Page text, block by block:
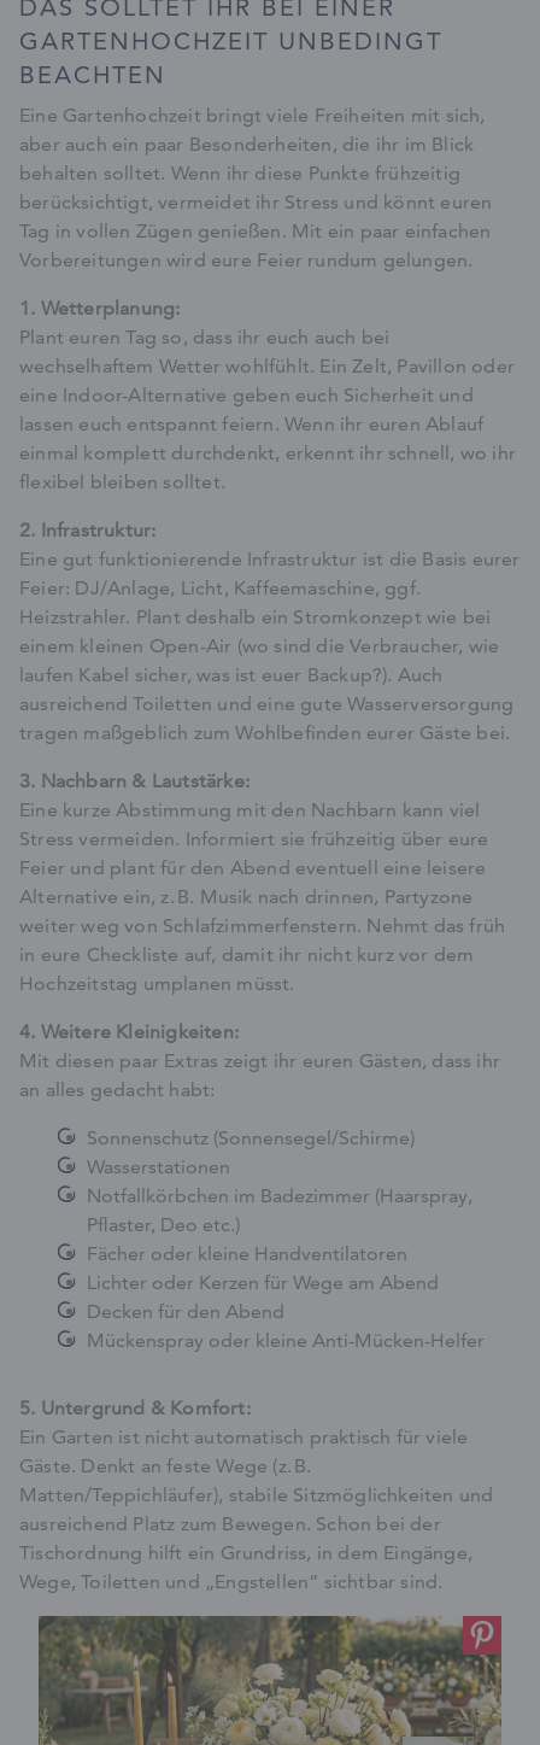
DAS SOLLTET IHR BEI EINER
GARTENHOCHZEIT UNBEDINGT
BEACHTEN
Eine Gartenhochzeit bringt viele Freiheiten mit sich,
aber auch ein paar Besonderheiten, die ihr im Blick
behalten solltet. Wenn ihr diese Punkte frühzeitig
berücksichtigt, vermeidet ihr Stress und könnt euren
Tag in vollen Zügen genießen. Mit ein paar einfachen
Vorbereitungen wird eure Feier rundum gelungen.
1. Wetterplanung:
Plant euren Tag so, dass ihr euch auch bei
wechselhaftem Wetter wohlfühlt. Ein Zelt, Pavillon oder
eine Indoor-Alternative geben euch Sicherheit und
lassen euch entspannt feiern. Wenn ihr euren Ablauf
einmal komplett durchdenkt, erkennt ihr schnell, wo ihr
flexibel bleiben solltet.
2. Infrastruktur:
Eine gut funktionierende Infrastruktur ist die Basis eurer
Feier: DJ/Anlage, Licht, Kaffeemaschine, ggf.
Heizstrahler. Plant deshalb ein Stromkonzept wie bei
einem kleinen Open-Air (wo sind die Verbraucher, wie
laufen Kabel sicher, was ist euer Backup?). Auch
ausreichend Toiletten und eine gute Wasserversorgung
tragen maßgeblich zum Wohlbefinden eurer Gäste bei.
3. Nachbarn & Lautstärke:
Eine kurze Abstimmung mit den Nachbarn kann viel
Stress vermeiden. Informiert sie frühzeitig über eure
Feier und plant für den Abend eventuell eine leisere
Alternative ein, z. B. Musik nach drinnen, Partyzone
weiter weg von Schlafzimmerfenstern. Nehmt das früh
in eure Checkliste auf, damit ihr nicht kurz vor dem
Hochzeitstag umplanen müsst.
4. Weitere Kleinigkeiten:
Mit diesen paar Extras zeigt ihr euren Gästen, dass ihr
an alles gedacht habt:
Sonnenschutz (Sonnensegel/Schirme)
Wasserstationen
Notfallkörbchen im Badezimmer (Haarspray,
Pflaster, Deo etc.)
Fächer oder kleine Handventilatoren
Lichter oder Kerzen für Wege am Abend
Decken für den Abend
Mückenspray oder kleine Anti-Mücken-Helfer
5. Untergrund & Komfort:
Ein Garten ist nicht automatisch praktisch für viele
Gäste. Denkt an feste Wege (z. B.
Matten/Teppichläufer), stabile Sitzmöglichkeiten und
ausreichend Platz zum Bewegen. Schon bei der
Tischordnung hilft ein Grundriss, in dem Eingänge,
Wege, Toiletten und „Engstellen“ sichtbar sind.